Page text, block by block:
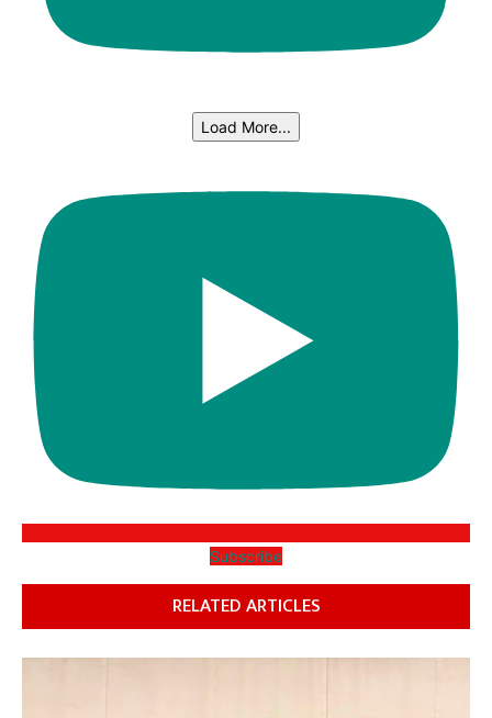
Load More...
Subscribe
RELATED ARTICLES